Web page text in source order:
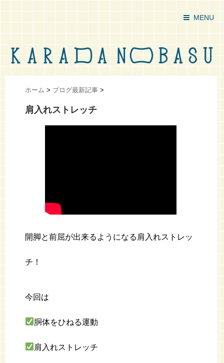
MENU
ホーム > ブログ最新記事 >
肩入れストレッチ
開脚と前屈が出来るようになる肩入れストレッ
チ！
今回は
胴体をひねる運動
肩入れストレッチ